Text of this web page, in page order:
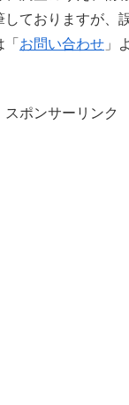
しておりますが、
お問い合わせ 」
スポンサーリンク